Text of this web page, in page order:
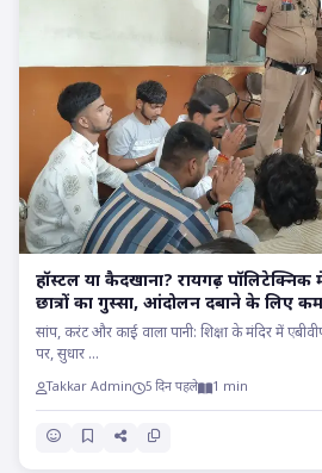
हॉस्टल या कैदखाना? रायगढ़
छात्रों का गुस्सा, आंदोलन दबाने के लिए
सांप, करंट और काई वाला पानी: शिक्षा के मंदिर में
पर, सुधार ...
Takkar Admin 5 दिन पहले 1 min